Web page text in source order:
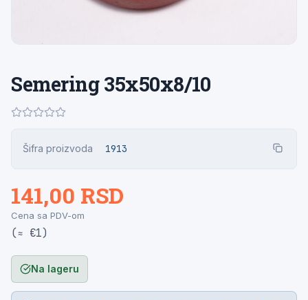
Semering 35x50x8/10
Šifra proizvoda 1913
141,00 RSD
Cena sa PDV-om
(≈ €1)
Na lageru